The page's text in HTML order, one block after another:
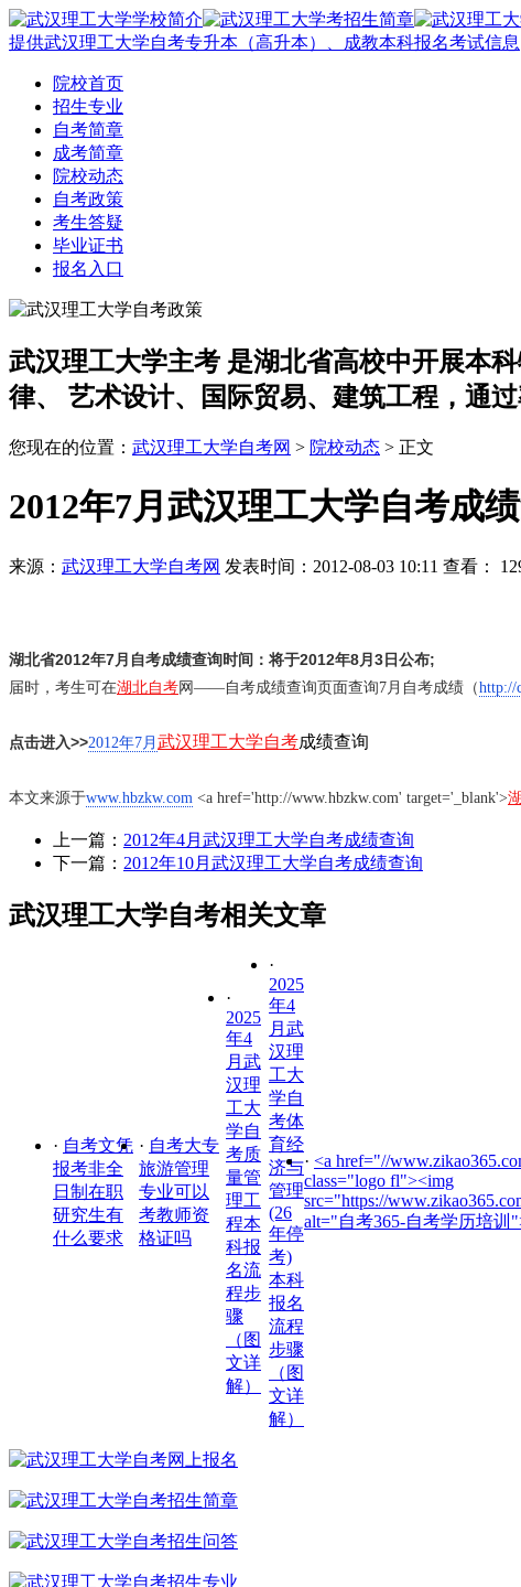
提供武汉理工大学自考专升本（高升本）、成教本科报名考试信息
院校首页
招生专业
自考简章
成考简章
院校动态
自考政策
考生答疑
毕业证书
报名入口
武汉理工大学主考 是湖北省高校中开展本
律、 艺术设计、国际贸易、建筑工程，通
您现在的位置： 武汉理工大学自考网 > 院校动态 > 正文
2012年7月武汉理工大学自考成
来源： 武汉理工大学自考网 发表时间：2012-08-03 10:11 查看：
湖北省2012年7月自考成绩查询时间：将于2012年8月3日公布;
届时，考生可在湖北自考网——自考成绩查询页面查询7月自考成绩（http://
点击进入>>2012年7月 武汉理工大学自考成绩查询
本文来源于www.hbzkw.com <a href='http://www.hbzkw.com' target='_blank'>
上一篇： 2012年4月武汉理工大学自考成绩查询
下一篇： 2012年10月武汉理工大学自考成绩查询
武汉理工大学自考相关文章
· 自考文凭
报考非全
日制在职
研究生有
什么要求
· 自考大专
旅游管理
专业可以
考教师资
格证吗
·
2025
年4
月武
汉理
工大
学自
考质
量管
理工
程本
科报
名流
程步
骤
（图
文详
解）
·
2025
年4
月武
汉理
工大
学自
考体
育经
济与
管理
(26
年停
考)
本科
报名
流程
步骤
（图
文详
解）
· <a href="//
class="logo fl"><img
src="https://
alt="自考365-自考学历培训